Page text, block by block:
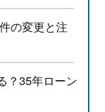
の変更と注
？35年ローン